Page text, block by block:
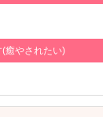
癒やされたい)